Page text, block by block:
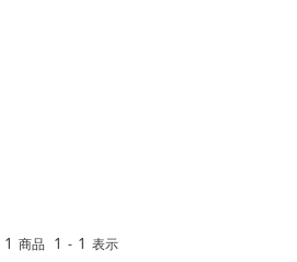
1 商品 1 - 1 表示